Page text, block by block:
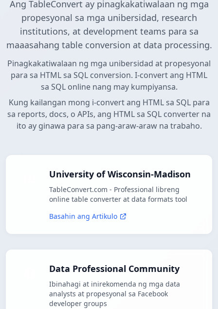
Ang TableConvert ay pinagkakatiwalaan ng mga
propesyonal sa mga unibersidad, research
institutions, at development teams para sa
maaasahang table conversion at data processing.
Pinagkakatiwalaan ng mga unibersidad at propesyonal
para sa HTML sa SQL conversion. I-convert ang HTML
sa SQL online nang may kumpiyansa.
Kung kailangan mong i-convert ang HTML sa SQL para
sa reports, docs, o APIs, ang HTML sa SQL converter na
ito ay ginawa para sa pang-araw-araw na trabaho.
University of Wisconsin-Madison
TableConvert.com - Professional libreng
online table converter at data formats tool
Basahin ang Artikulo
Data Professional Community
Ibinahagi at inirekomenda ng mga data
analysts at propesyonal sa Facebook
developer groups